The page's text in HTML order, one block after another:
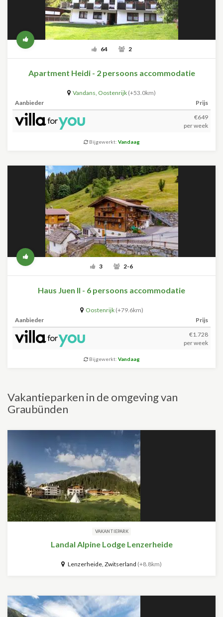
64 2
Apartment Heidi - 2 persoons accommodatie
Vandans, Oostenrijk (+53.0km)
Aanbieder
Prijs
€649
per week
Bijgewerkt: Vandaag
3 2-6
Haus Juen II - 6 persoons accommodatie
Oostenrijk (+79.6km)
Aanbieder
Prijs
€1.728
per week
Bijgewerkt: Vandaag
Vakantieparken in de omgeving van
Graubünden
VAKANTIEPARK
Landal Alpine Lodge Lenzerheide
Lenzerheide, Zwitserland (+8.8km)